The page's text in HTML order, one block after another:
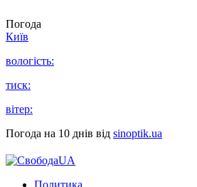
Погода
Київ
вологість:
тиск:
вітер:
Погода на 10 днів від sinoptik.ua